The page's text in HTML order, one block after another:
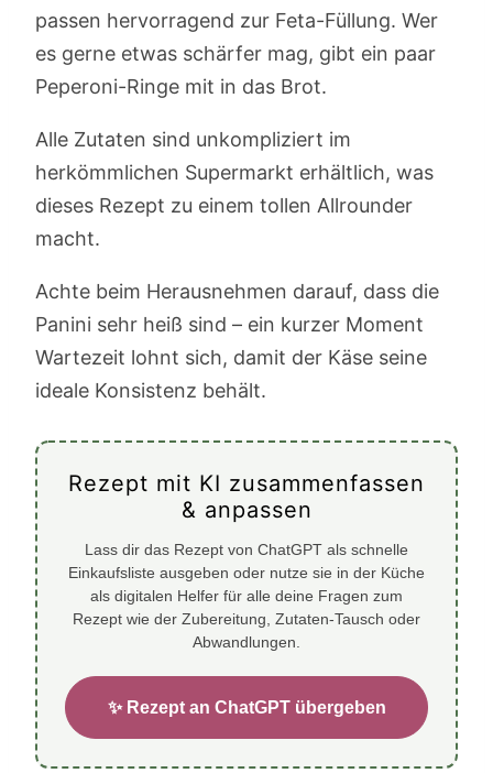
passen hervorragend zur Feta-Füllung. Wer
es gerne etwas schärfer mag, gibt ein paar
Peperoni-Ringe mit in das Brot.
Alle Zutaten sind unkompliziert im
herkömmlichen Supermarkt erhältlich, was
dieses Rezept zu einem tollen Allrounder
macht.
Achte beim Herausnehmen darauf, dass die
Panini sehr heiß sind – ein kurzer Moment
Wartezeit lohnt sich, damit der Käse seine
ideale Konsistenz behält.
Rezept mit KI zusammenfassen
& anpassen
Lass dir das Rezept von ChatGPT als schnelle
Einkaufsliste ausgeben oder nutze sie in der Küche
als digitalen Helfer für alle deine Fragen zum
Rezept wie der Zubereitung, Zutaten-Tausch oder
Abwandlungen.
✨ Rezept an ChatGPT übergeben